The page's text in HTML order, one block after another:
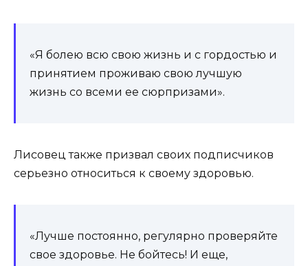
«Я болею всю свою жизнь и с гордостью и
принятием проживаю свою лучшую
жизнь со всеми ее сюрпризами».
Лисовец также призвал своих подписчиков
серьезно относиться к своему здоровью.
«Лучше постоянно, регулярно проверяйте
свое здоровье. Не бойтесь! И еще,